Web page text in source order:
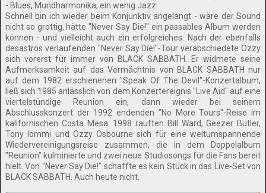
- Blues, Mundharmonika, ein wenig Jazz.
Schnell bin ich wieder beim Konjunktiv angelangt - wäre der Sound
nicht so grottig, hätte "Never Say Die!" ein passables Album werden
können - und vielleicht auch ein erfolgreiches. Nach der ebenfalls
desaströs verlaufenden "Never Say Die!"-Tour verabschiedete Ozzy
sich vorerst für immer von BLACK SABBATH. Er widmete seine
Aufmerksamkeit auf das Vermächtnis von BLACK SABBATH nur
auf dem 1982 erschienenen "Speak Of The Devil"-Konzertalbum,
ließ sich 1985 anlässlich von dem Konzertereignis "Live Aid" auf eine
viertelstündige Reunion ein, dann wieder bei seinem
Abschlusskonzert der 1992 endenden "No More Tours"-Reise im
kalifornischen Costa Mesa. 1998 rauften Bill Ward, Geezer Butler,
Tony Iommi und Ozzy Osbourne sich für eine weltumspannende
Wiedervereinigungsreise zusammen, die in dem Doppelalbum
"Reunion" kulminierte und zwei neue Studiosongs für die Fans bereit
hielt. Von "Never Say Die!" schaffte es kein Stück in das Live-Set von
BLACK SABBATH. Auch heute nicht.